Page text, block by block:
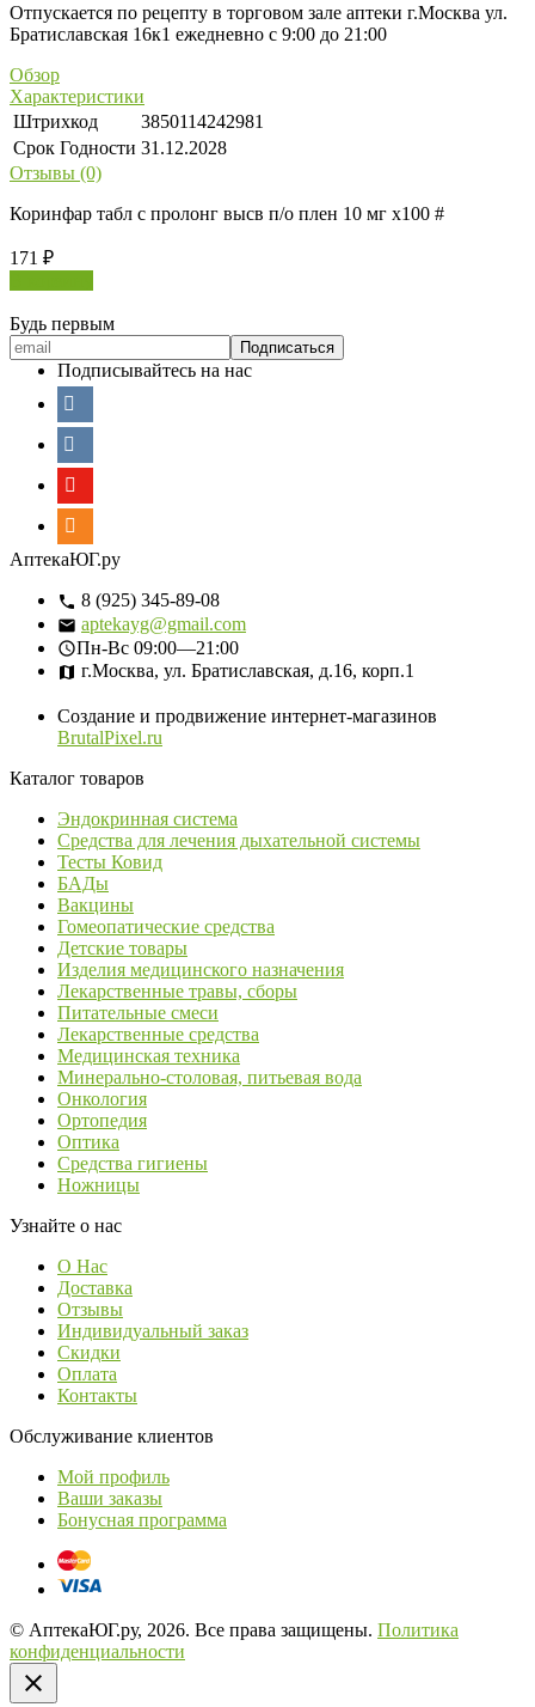
Отпускается по рецепту в торговом зале аптеки г.Москва ул.
Братиславская 16к1 ежедневно с 9:00 до 21:00
Обзор
Характеристики
Штрихкод
3850114242981
Срок Годности 31.12.2028
Отзывы (0)
Коринфар табл с пролонг высв п/о плен 10 мг х100 #
171 ₽
Будь первым
Подписывайтесь на нас
АптекаЮГ.ру
8 (925) 345-89-08
aptekayg@gmail.com
Пн-Вс 09:00—21:00
г.Москва, ул. Братиславская, д.16, корп.1
Создание и продвижение интернет-магазинов
BrutalPixel.ru
Каталог товаров
Эндокринная система
Средства для лечения дыхательной системы
Тесты Ковид
БАДы
Вакцины
Гомеопатические средства
Детские товары
Изделия медицинского назначения
Лекарственные травы, сборы
Питательные смеси
Лекарственные средства
Медицинская техника
Минерально-столовая, питьевая вода
Онкология
Ортопедия
Оптика
Средства гигиены
Ножницы
Узнайте о нас
О Нас
Доставка
Отзывы
Индивидуальный заказ
Скидки
Оплата
Контакты
Обслуживание клиентов
Мой профиль
Ваши заказы
Бонусная программа
© АптекаЮГ.ру, 2026. Все права защищены. Политика
конфиденциальности